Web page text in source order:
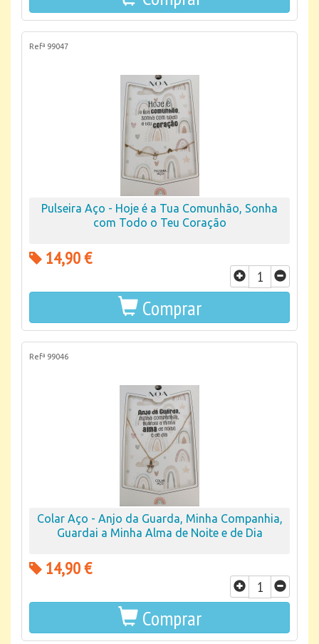
Refª 99047
Pulseira Aço - Hoje é a Tua Comunhão, Sonha
com Todo o Teu Coração
14,90 €
Comprar
Refª 99046
Colar Aço - Anjo da Guarda, Minha Companhia,
Guardai a Minha Alma de Noite e de Dia
14,90 €
Comprar